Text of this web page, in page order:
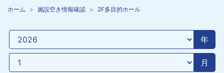
ホーム 施設空き情報確認 2F多目的ホール
年
月